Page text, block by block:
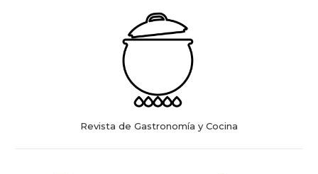
Revista de Gastronomía y Cocina